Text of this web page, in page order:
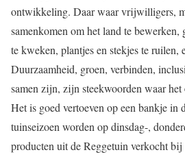
ontwikkeling. Daar waar vrijwilligers,
samenkomen om het land te bewerken,
te kweken, plantjes en stekjes te ruilen,
Duurzaamheid, groen, verbinden,
samen zijn, zijn steekwoorden waar het
Het is goed vertoeven op een bankje in
tuinseizoen worden op dinsdag-,
producten uit de Reggetuin verkocht